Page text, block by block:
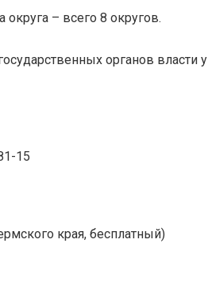
– всего 8 округов.
органов власти у
15
края, бесплатный)